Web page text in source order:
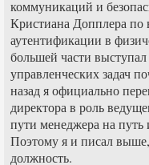
коммуникаций и
Кристиана Допплера по
аутентификации в
большей части
управленческих задач
назад я официально
директора в роль
пути менеджера на путь
Поэтому я и писал
должность.